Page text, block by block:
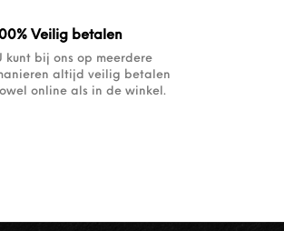
Veilig betalen
kunt bij ons op meerdere
altijd veilig betalen
online als in de winkel.